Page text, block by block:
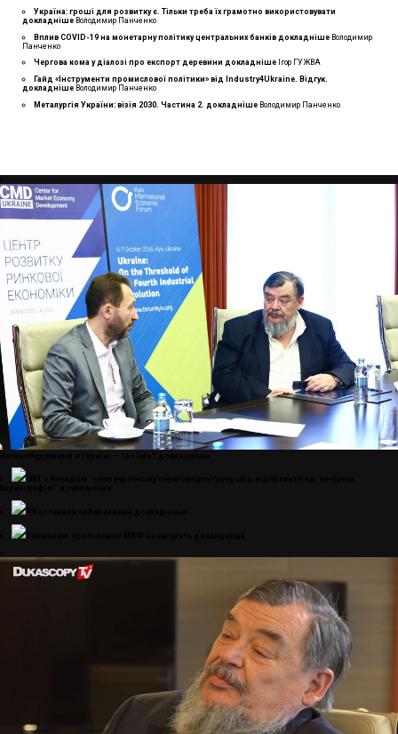
Україна: гроші для розвитку є. Тільки треба їх грамотно використовувати
докладнiше Володимир Панченко
Вплив COVID-19 на монетарну політику центральних банків докладнiше Володимир
Панченко
Чергова кома у діалозі про експорт деревини докладнiше Ігор ГУЖВА
Гайд «Інструменти промислової політики» від Industry4Ukraine. Відгук.
докладнiше Володимир Панченко
Металургія України: візія 2030. Частина 2. докладнiше Володимир Панченко